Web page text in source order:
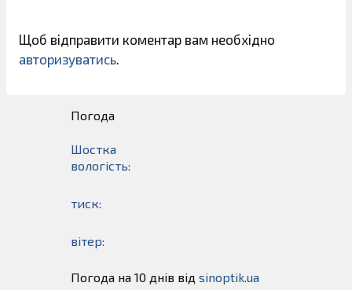
Щоб відправити коментар вам необхідно
авторизуватись
Погода
Шостка
вологість:
тиск:
вітер:
Погода на 10 днів від sinoptik.ua